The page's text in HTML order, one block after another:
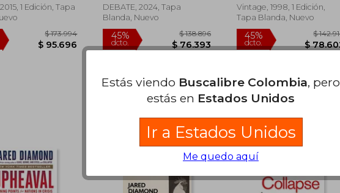
1 Edición, Tapa
45% $ 173.994
DEBATE, 2024, Tapa
Blanda, Nuevo
45%
dcto.
$ 138.896
Vintage, 1998, 1 Edición,
Tapa Blanda, Nuevo
45%
dcto.
en Buen Estado a
$ 57.746. Comprar Usado
Estás viendo Buscalibre Colombia, pero
estás en Estados Unidos
Ir a Estados Unidos
Me quedo aquí